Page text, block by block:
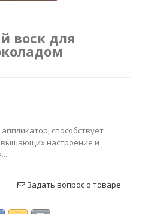
воск для
способствует
настроение и
Задать вопрос о товаре